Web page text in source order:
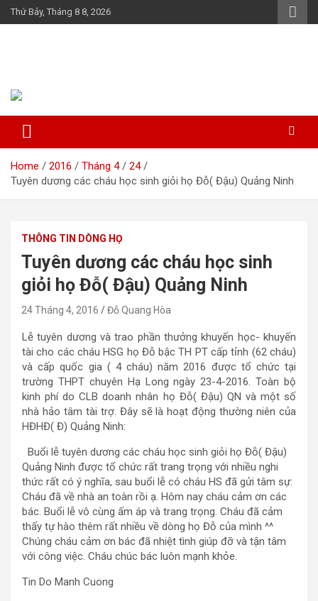
Skip
to
Thứ Bảy, Tháng 8 8, 2026
Home 2016 Tháng 4
24
Tuyên dương các cháu học sinh giỏi họ Đỗ( Đậu) Quảng Ninh
THÔNG TIN DÒNG HỌ
Tuyên dương các cháu học sinh
giỏi họ Đỗ( Đậu) Quảng Ninh
24 Tháng 4, 2016 Đỗ Quang Hòa
Lễ tuyên dương và trao phần thưởng khuyến học- khuyến
tài cho các cháu HSG họ Đỗ bậc TH PT cấp tỉnh (62 cháu)
và cấp quốc gia ( 4 cháu) năm 2016 được tổ chức tại
trường THPT chuyên Hạ Long ngày 23-4-2016. Toàn bộ
kinh phí do CLB doanh nhân họ Đỗ( Đậu) QN và một số
nhà hảo tâm tài trợ. Đây sẽ là hoạt động thường niên của
HĐHĐ( Đ) Quảng Ninh:
Buổi lễ tuyên dương các cháu học sinh giỏi họ Đỗ( Đậu)
Quảng Ninh được tổ chức rất trang trọng với nhiều nghi
thức rất có ý nghĩa, sau buổi lễ có cháu HS đã gửi tâm sự:
Cháu đã về nhà an toàn rồi ạ. Hôm nay cháu cảm ơn các
bác. Buổi lễ vô cùng ấm áp và trang trọng. Cháu đã cảm
thấy tự hào thêm rất nhiều về dòng họ Đỗ của mình ^^
Chúng cháu cảm ơn bác đã nhiệt tình giúp đỡ và tận tâm
với công việc. Cháu chúc bác luôn mạnh khỏe.
Tin Do Manh Cuong